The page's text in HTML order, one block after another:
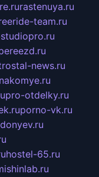
rastenuya.ru
team.ru
news.ru
pro-otdelky.ru
porno-vk.ru
hostel-65.ru